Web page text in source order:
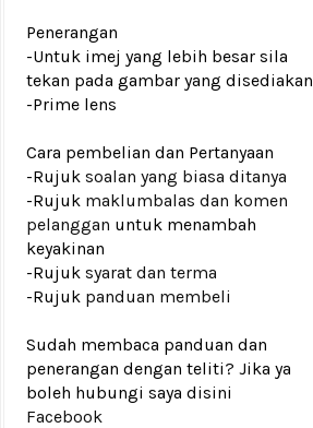
Penerangan
-Untuk imej yang lebih besar sila
tekan pada gambar yang disediakan
-Prime lens
Cara pembelian dan Pertanyaan
-Rujuk soalan yang biasa ditanya
-Rujuk maklumbalas dan komen
pelanggan untuk menambah
keyakinan
-Rujuk syarat dan terma
-Rujuk panduan membeli
Sudah membaca panduan dan
penerangan dengan teliti? Jika ya
boleh hubungi saya disini
Facebook